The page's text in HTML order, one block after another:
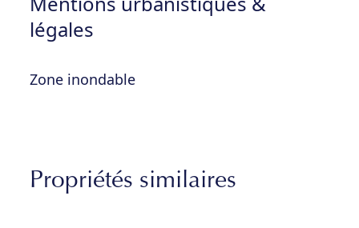
légales
Zone inondable
Propriétés similaires